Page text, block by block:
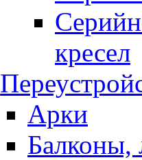
кресел
Арки
Балконы,